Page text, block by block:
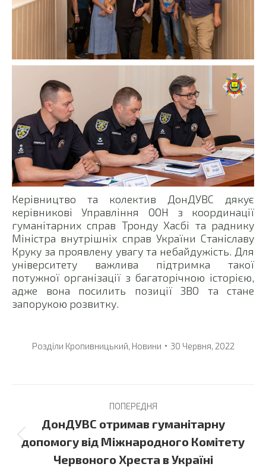
Керівництво та колектив ДонДУВС дякує
керівникові Управління ООН з координації
гуманітарних справ Тронду Хасбі та раднику
Міністра внутрішніх справ України Станіславу
Круку за проявлену увагу та небайдужість. Для
університету важлива підтримка такої
потужної організації з багаторічною історією,
адже вона посилить позиції ЗВО та стане
запорукою розвитку.
Розділи Кропивницький, Новини 30 Червня, 2022
navigation
ПОПЕРЕДНЯ
Previous
post:
ДонДУВС отримав гуманітарну
допомогу від Міжнародного Комітету
Червоного Хреста в Україні